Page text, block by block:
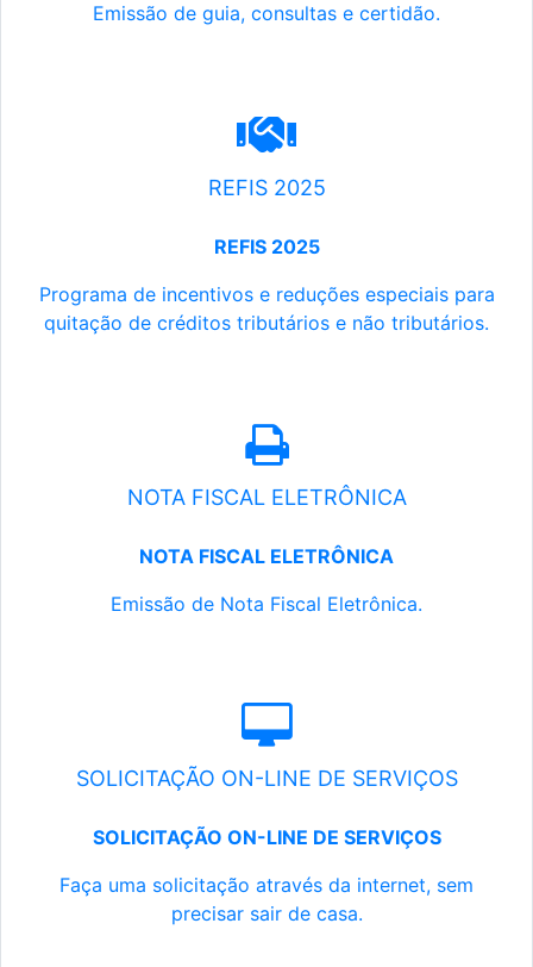
Emissão de guia, consultas e certidão.
REFIS 2025
REFIS 2025
Programa de incentivos e reduções especiais para
quitação de créditos tributários e não tributários.
NOTA FISCAL ELETRÔNICA
NOTA FISCAL ELETRÔNICA
Emissão de Nota Fiscal Eletrônica.
SOLICITAÇÃO ON-LINE DE SERVIÇOS
SOLICITAÇÃO ON-LINE DE SERVIÇOS
Faça uma solicitação através da internet, sem
precisar sair de casa.